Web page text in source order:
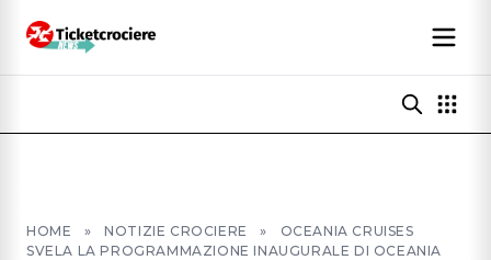
HOME » NOTIZIE CROCIERE »
OCEANIA CRUISES
SVELA LA PROGRAMMAZIONE INAUGURALE DI OCEANIA